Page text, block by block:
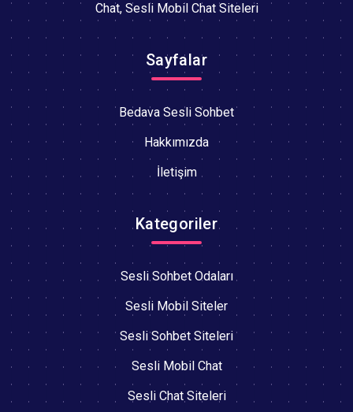
Chat, Sesli Mobil Chat Siteleri
Sayfalar
Bedava Sesli Sohbet
Hakkımızda
İletişim
Kategoriler
Sesli Sohbet Odaları
Sesli Mobil Siteler
Sesli Sohbet Siteleri
Sesli Mobil Chat
Sesli Chat Siteleri